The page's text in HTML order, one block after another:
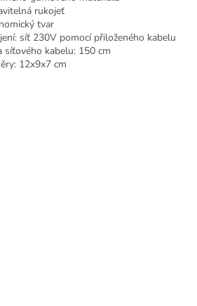
rukojeť
tvar
síť 230V pomocí přiloženého kabelu
síťového kabelu: 150 cm
12x9x7 cm